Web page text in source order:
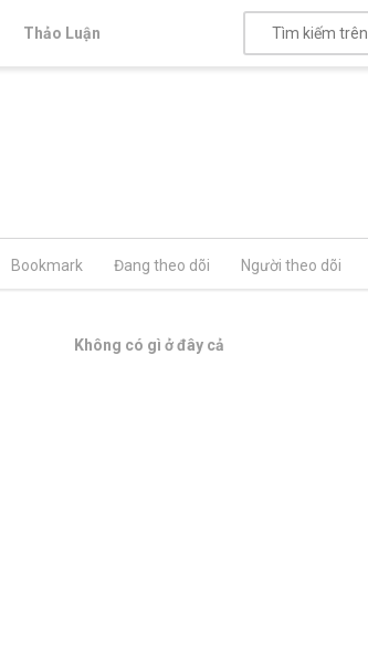
Thảo Luận
Bookmark Đang theo dõi Người theo dõi
Không có gì ở đây cả